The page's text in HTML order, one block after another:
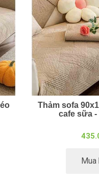
Thảm sofa
cafe sữa -
Mua